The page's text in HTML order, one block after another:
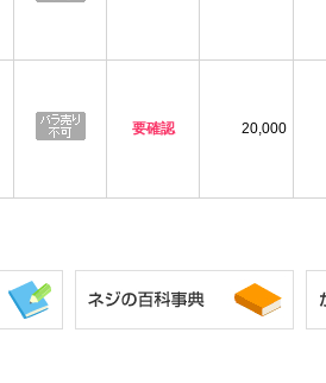
要確認 20,000